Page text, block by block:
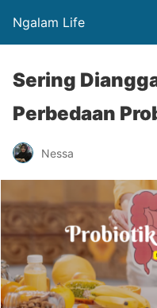
Ngalam Life
Sering
Perbedaan
Nessa